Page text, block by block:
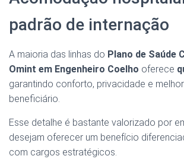
padrão de internação
A maioria das linhas do Plano de Saúde
Omint em Engenheiro Coelho oferece
garantindo conforto, privacidade e
beneficiário.
Esse detalhe é bastante valorizado por
desejam oferecer um benefício
com cargos estratégicos.